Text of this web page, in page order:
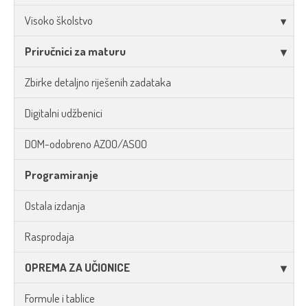
Visoko školstvo
Priručnici za maturu
Zbirke detaljno riješenih zadataka
Digitalni udžbenici
DOM-odobreno AZOO/ASOO
Programiranje
Ostala izdanja
Rasprodaja
OPREMA ZA UČIONICE
Formule i tablice